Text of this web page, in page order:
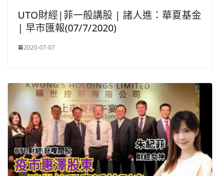
UTO財經|菲一般講股 | 諸人進：華夏基金
| 早市匯報(07/7/2020)
2020-07-07